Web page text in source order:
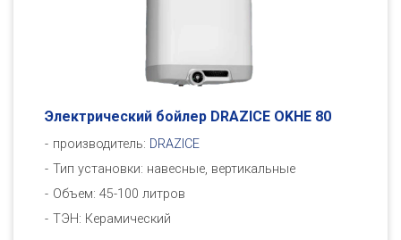
Электрический бойлер DRAZICE OKHE 80
производитель: DRAZICE
Тип установки: навесные, вертикальные
Объем: 45-100 литров
ТЭН: Керамический